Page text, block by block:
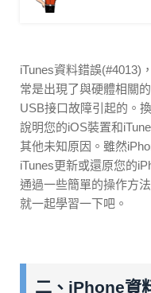
iTunes資料錯誤(#4013)
常是出現了與硬體相關
USB接口故障引起的。
說明您的iOS裝置和
其他未知原因。雖然
iTunes更新或還原您的
通過一些簡單的操作方
就一起學習一下吧。
二、iPhone資